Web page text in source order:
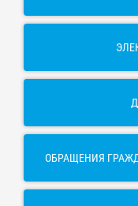
ОБРАЩЕНИЯ